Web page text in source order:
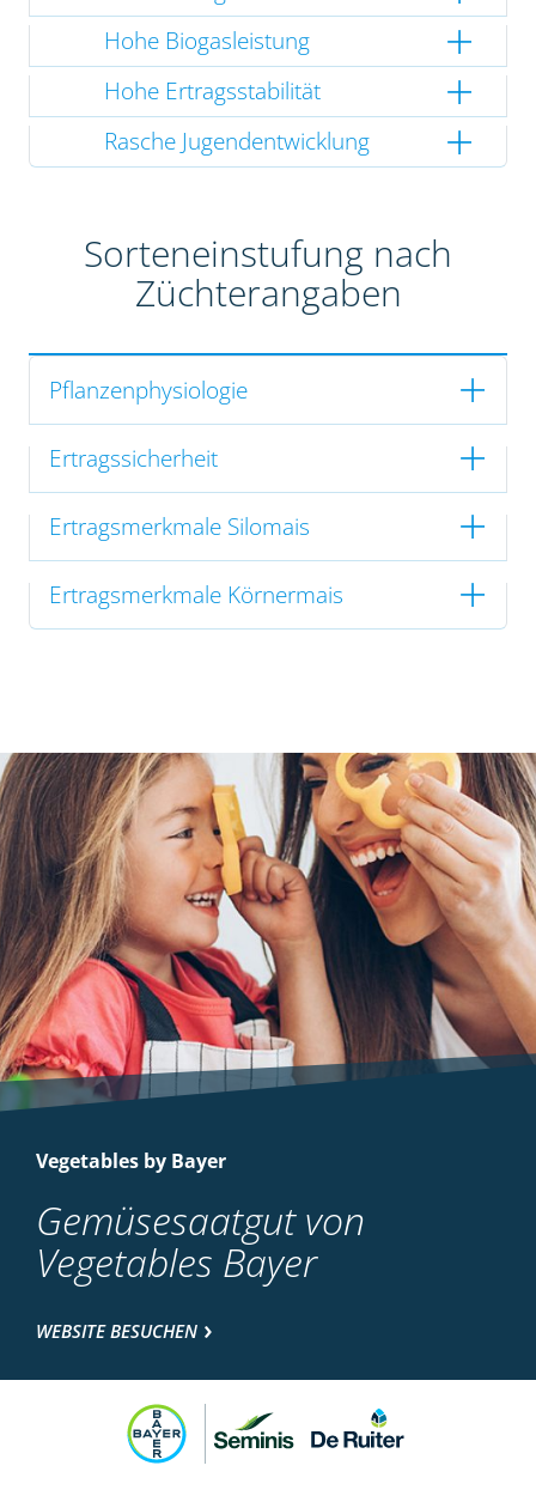
Hohe Biogasleistung
Hohe Ertragsstabilität
Rasche Jugendentwicklung
Sorteneinstufung nach
Züchterangaben
Pflanzenphysiologie
Ertragssicherheit
Ertragsmerkmale Silomais
Ertragsmerkmale Körnermais
Vegetables by Bayer
Gemüsesaatgut von
Vegetables Bayer
WEBSITE BESUCHEN